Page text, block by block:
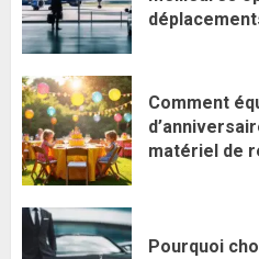
Comment
matériel de
Pourquoi